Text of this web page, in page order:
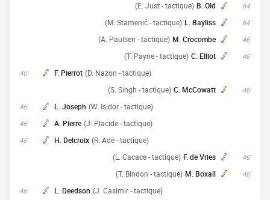
64'
B. Old
(E. Just - tactique)
64'
L. Bayliss
(M. Stamenić - tactique)
46'
M. Crocombe
(A. Paulsen - tactique)
46'
C. Elliot
(T. Payne - tactique)
46' F. Pierrot (D. Nazon - tactique)
46'
C. McCowatt
(S. Singh - tactique)
46' L. Joseph (W. Isidor - tactique)
46' A. Pierre (J. Placide - tactique)
46' H. Delcroix (R. Adé - tactique)
46'
F. de Vries
(L. Cacace - tactique)
46'
M. Boxall
(T. Bindon - tactique)
46' L. Deedson (J. Casimir - tactique)